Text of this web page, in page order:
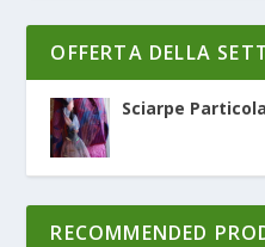
OFFERTA DELLA
Sciarpe
RECOMMENDED